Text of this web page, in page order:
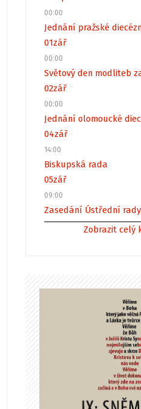
00:00
Jednání pražské
01zář
00:00
Světový den modliteb
02zář
00:00
Jednání olomoucké
04zář
14:00
Biskupská rada
05zář
09:00
Zasedání Ústřední rady
Zobrazit celý